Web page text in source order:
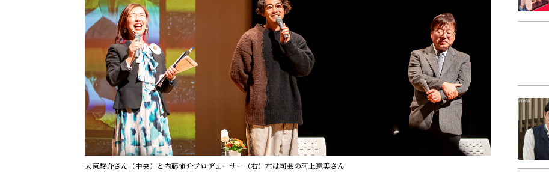
大東駿介さん（中央）と内藤愼介プロデューサー（右）左は司会の河上恵美さん